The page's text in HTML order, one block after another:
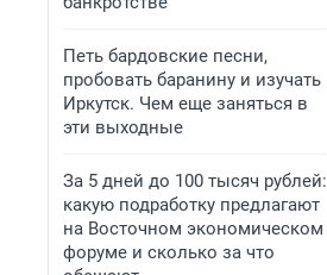
Петь бардовские песни,
пробовать баранину и изучать
Иркутск. Чем еще заняться в
эти выходные
За 5 дней до 100 тысяч рублей:
какую подработку предлагают
на Восточном экономическом
форуме и сколько за что